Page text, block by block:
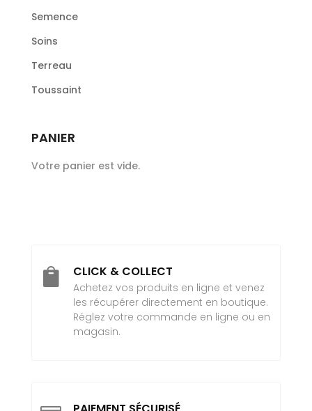
Semence
Soins
Terreau
Toussaint
PANIER
Votre panier est vide.
 CLICK & COLLECT
Achetez vos produits en ligne et venez
les récupérer directement en boutique.
Réglez votre commande en ligne ou en
magasin.